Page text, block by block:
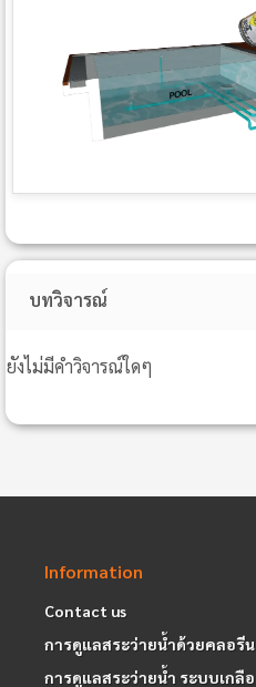
บทวิจารณ์
ยังไม่มีคำวิจารณ์ใดๆ
Information
Contact us
การดูแลสระว่ายน้ำด้วยคลอรีน
การดูแลสระว่ายน้ำ ระบบเกลือ